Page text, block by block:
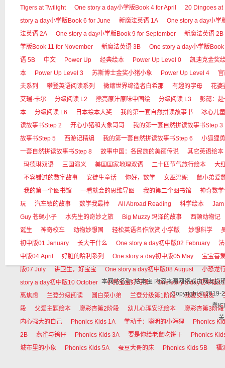
Tigers at Twilight
One story a day小学版Book 4 for April
20 Dingoes at
story a day小学版Book 6 for June
新魔法英语 1A
One story a day小学
法英语 2A
One story a day小学版Book 9 for September
新魔法英语 2B
学版Book 11 for November
新魔法英语 3B
One story a day小学版
语 5B
中文 Power Up 经典绘本 Power Up Level 0
凯迪克金奖
本
Power Up Level 3 苏斯博士金奖小猪小象 Power Up Level 4
夫系列
攀登英语阅读系列 微缩世界缔造者白希那 有趣的字母
花婆
艾瑞·卡尔
分级阅读 L2 熊亮原汁原味中国绘 分级阅读 L3
彭懿：
本
分级阅读 L6 日本绘本大奖 我的第一套自然拼读故事书
冰心儿
读故事书Step 2
开心小猪和大象哥哥
我的第一套自然拼读故事书Step 3
故事书Step 5
西游记精编 我的第一套自然拼读故事书Step 6
小狐狸
一套自然拼读故事书Step 8
故事中国：各民族的美丽传说
其它英语绘本
玛德琳双语
三国演义 美国国家地理双语 二十四节气旅行绘本
大
不容错过的数字故事
安徒生童话 你好，数学 女巫温妮
鼠小弟爱
我的第一个图书馆
一看就会的思维导图 我的第二个图书馆
神奇数
玩
汽车镇的故事 数学我最棒 All Abroad Reading 科学绘本
Guy 苍蝇小子
水先生的奇妙之旅 Big Muzzy 玛泽的故事
西顿动物记
诞生
神奇校车 动物妙想国 轻松英语名作欣赏 小学版 妙想科学
初中版01 January
长大干什么 One story a day初中版02 February
中版04 April
好脏的哈利系列 One story a day初中版05 May
宝宝喜
版07 July
讲卫生，好宝宝 One story a day初中版08 August
小恐龙
story a day初中版10 October
小熊宝宝好习惯
One story a day初中版
离焦虑
兰登分级阅读 圆白菜小弟 兰登分级第1阶段 我爱交朋友
段
父爱主题绘本 廖彩杏第2阶段 幼儿心理安抚绘本
廖彩杏第3阶段
内心强大的自己
Phonics Kids 1A 学动手：聪明的小海狸
Phonics
2B
燕雀与钨仔 Phonics Kids 3A 要是你给老鼠吃饼干
Phonics
城市里的小象
Phonics Kids 5A 蚕豆大哥的床 Phonics Kids 5B 福
本网站名称: 绘本宝 内容来源网络或由网友投
Copyright © 2019-
粤